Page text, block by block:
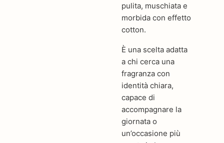
pulita, muschiata e
morbida con effetto
cotton.
È una scelta adatta
a chi cerca una
fragranza con
identità chiara,
capace di
accompagnare la
giornata o
un’occasione più